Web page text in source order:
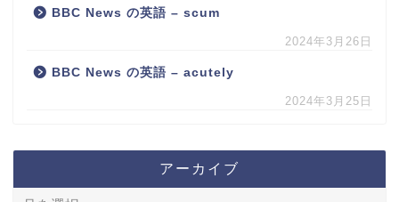
BBC News の英語 – scum
2024年3月26日
BBC News の英語 – acutely
2024年3月25日
アーカイブ